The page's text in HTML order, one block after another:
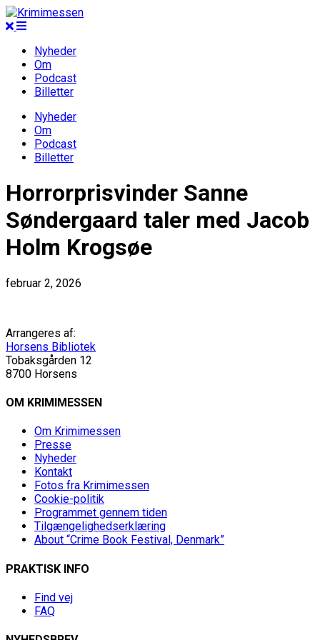
Nyheder
Om
Podcast
Billetter
Nyheder
Om
Podcast
Billetter
Horrorprisvinder Sanne
Søndergaard taler med Jacob
Holm Krogsøe
februar 2, 2026
Arrangeres af:
Horsens Bibliotek
Tobaksgården 12
8700 Horsens
OM KRIMIMESSEN
Om Krimimessen
Presse
Nyheder
Kontakt
Fotos fra Krimimessen
Cookie-politik
Programmet gennem tiden
Tilgængelighedserklæring
About “Crime Book Festival, Denmark”
PRAKTISK INFO
Find vej
FAQ